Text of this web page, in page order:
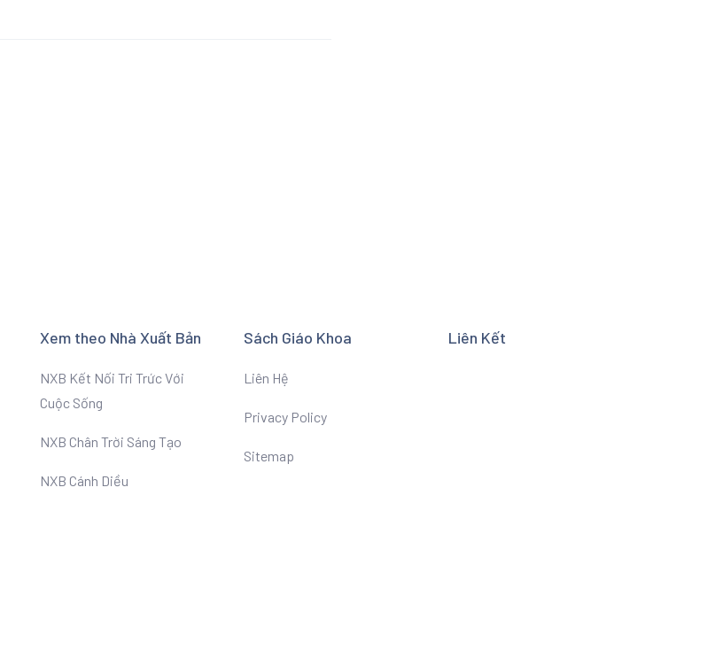
Xem theo Nhà Xuất Bản
NXB Kết Nối Tri Trức Với
Cuộc Sống
NXB Chân Trời Sáng Tạo
NXB Cánh Diều
Sách Giáo Khoa
Liên Hệ
Privacy Policy
Sitemap
Liên Kết